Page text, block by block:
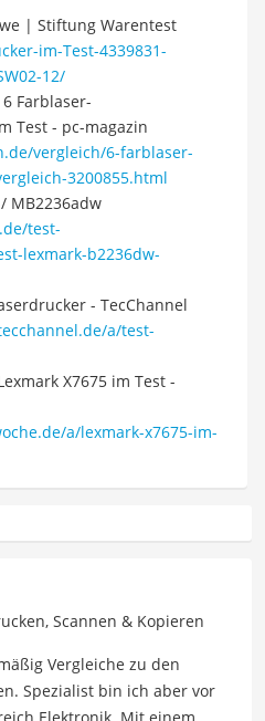
| Stiftung Warentest
im-Test-4339831-
12/
Farblaser-
Test - pc-magazin
vergleich/6-farblaser-
3200855.html
MB2236adw
test-
lexmark-b2236dw-
- TecChannel
a/test-
X7675 im Test -
a/lexmark-x7675-im-
Scannen & Kopieren
Vergleiche zu den
Spezialist bin ich aber vor
Elektronik. Mit einem